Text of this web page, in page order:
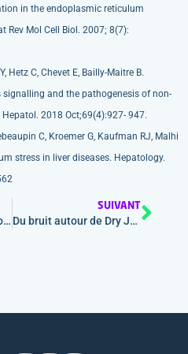
in the endoplasmic reticulum
Rev Mol Cell Biol. 2007; 8(7):
Hetz C, Chevet E, Bailly-Maitre B.
and the pathogenesis of non-
2018 Oct;69(4):927- 947.
C, Kroemer G, Kaufman RJ, Malhi
stress in liver diseases. Hepatology.
Coupe du Monde de Football : Est-ce bien pour le foie ??
SUIVANT
Du bruit autour de Dry January : du marketing social au service de la médecine préventive